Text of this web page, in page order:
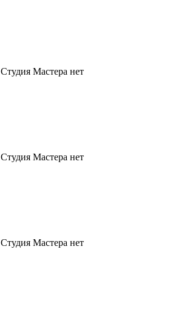
Студия Мастера нет
Студия Мастера нет
Студия Мастера нет